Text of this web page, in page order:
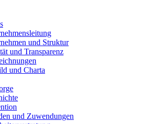
und Struktur
und Transparenz
und Charta
und Zuwendungen